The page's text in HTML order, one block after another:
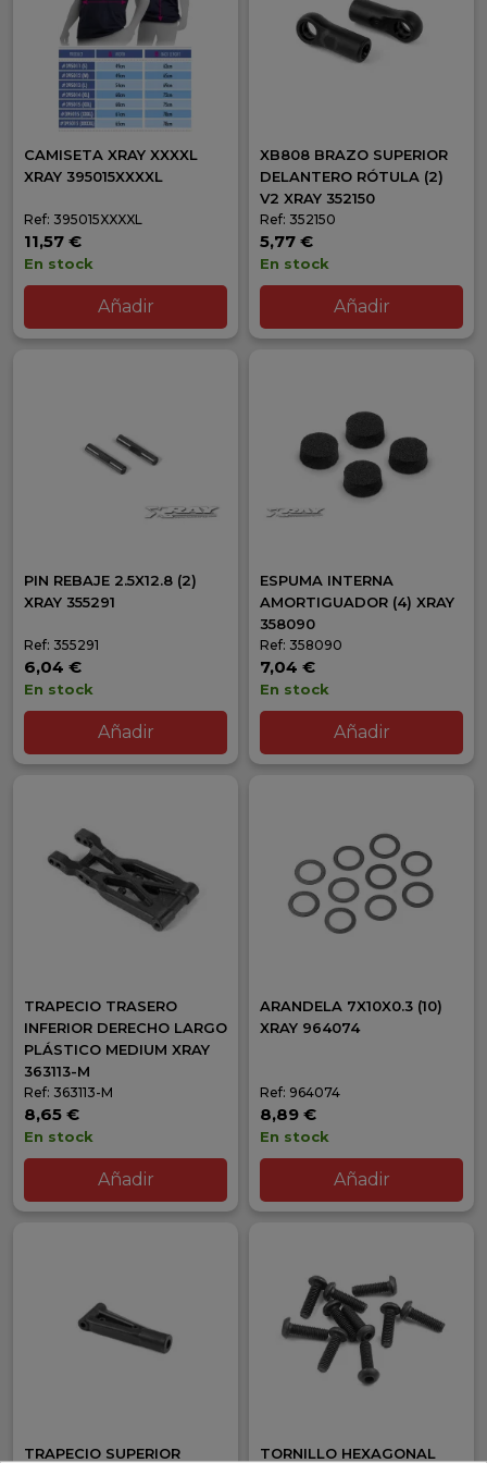
CAMISETA XRAY XXXXL
XRAY 395015XXXXL
Ref: 395015XXXXL
11,57 €
En stock
Añadir
XB808 BRAZO SUPERIOR
DELANTERO RÓTULA (2)
V2 XRAY 352150
Ref: 352150
5,77 €
En stock
Añadir
PIN REBAJE 2.5X12.8 (2)
XRAY 355291
Ref: 355291
6,04 €
En stock
Añadir
ESPUMA INTERNA
AMORTIGUADOR (4) XRAY
358090
Ref: 358090
7,04 €
En stock
Añadir
TRAPECIO TRASERO
INFERIOR DERECHO LARGO
PLÁSTICO MEDIUM XRAY
363113-M
Ref: 363113-M
8,65 €
En stock
Añadir
ARANDELA 7X10X0.3 (10)
XRAY 964074
Ref: 964074
8,89 €
En stock
Añadir
TRAPECIO SUPERIOR TORNILLO HEXAGONAL